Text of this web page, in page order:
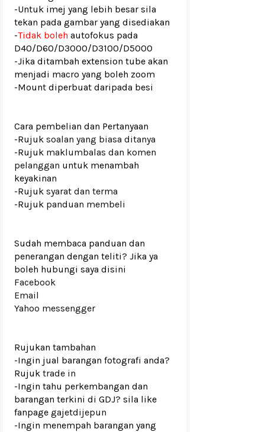
-Untuk imej yang lebih besar sila
tekan pada gambar yang disediakan
-Tidak boleh autofokus pada
D40/D60/D3000/D3100/D5000
-Jika ditambah extension tube akan
menjadi macro yang boleh zoom
-Mount diperbuat daripada besi
Cara pembelian dan Pertanyaan
-Rujuk soalan yang biasa ditanya
-Rujuk maklumbalas dan komen
pelanggan untuk menambah
keyakinan
-Rujuk syarat dan terma
-Rujuk panduan membeli
Sudah membaca panduan dan
penerangan dengan teliti? Jika ya
boleh hubungi saya disini
Facebook
Email
Yahoo messengger
Rujukan tambahan
-Ingin jual barangan fotografi anda?
Rujuk trade in
-Ingin tahu perkembangan dan
barangan terkini di GDJ? sila like
fanpage gajetdijepun
-Ingin menempah barangan yang